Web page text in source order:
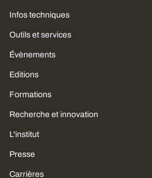
Infos techniques
Outils et services
Évènements
Editions
Formations
Recherche et innovation
L'institut
Presse
Carrières